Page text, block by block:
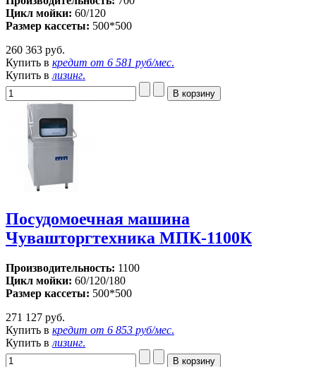
Цикл мойки: 60/120
Размер кассеты: 500*500
260 363 руб.
Купить в кредит от 6 581 руб/мес.
Купить в лизинг.
Посудомоечная машина
Чувашторгтехника МПК-1100К
Производительность: 1100
Цикл мойки: 60/120/180
Размер кассеты: 500*500
271 127 руб.
Купить в кредит от 6 853 руб/мес.
Купить в лизинг.